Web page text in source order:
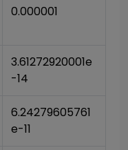
0.000001
3.61272920001e
-14
6.24279605761
e-11